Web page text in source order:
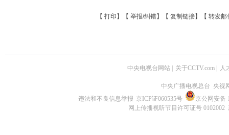
【 打印 】【 举报/纠错】【 复制链接】【 转发邮
中央电视台网站 关于CCTV.com 人
中央广播电视总台 央视
违法和不良信息举报 京ICP证060535号
京公网安备
网上传播视听节目许可证号 0102002